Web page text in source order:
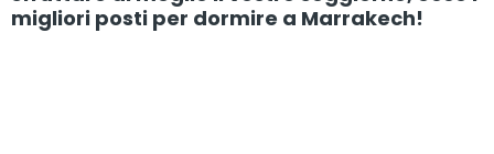
migliori posti per dormire a Marrakech!